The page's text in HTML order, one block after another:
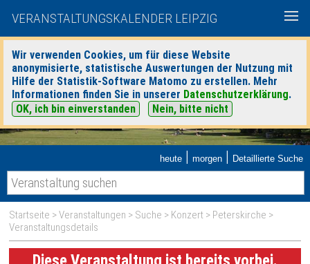
VERANSTALTUNGSKALENDER LEIPZIG
Wir verwenden Cookies, um für diese Website
anonymisierte, statistische Auswertungen der Nutzung mit
Hilfe der Statistik-Software Matomo zu erstellen. Mehr
Informationen finden Sie in unserer Datenschutzerklärung.
OK, ich bin einverstanden
Nein, bitte nicht
heute | morgen | Detaillierte Suche
Startseite >Veranstaltungen > Suche > Konzert > Peterskirche >
Veranstaltungsdetails